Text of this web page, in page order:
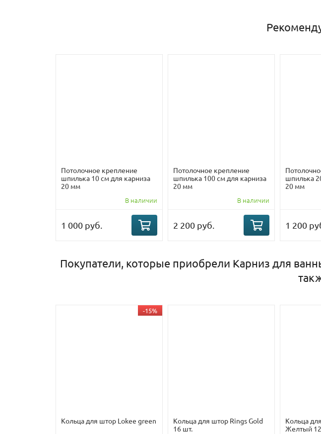
Потолочное крепление
шпилька 10 см для карниза
20 мм
В наличии
1 000 руб.
Потолочное крепление
шпилька 100 см для карниза
20 мм
В наличии
2 200 руб.
шпилька
20 мм
1 200
Покупатели, которые приобрели Карниз для
-15%
Кольца для штор Lokee green
Кольца для штор Rings Gold
16 шт.
Кольца
Желтый